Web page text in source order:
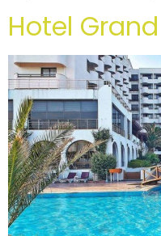
Hotel